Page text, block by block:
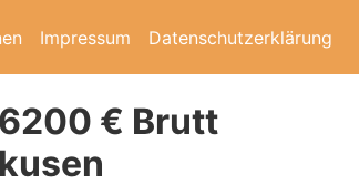
Impressum Datenschutzerklärung
€ Brutt